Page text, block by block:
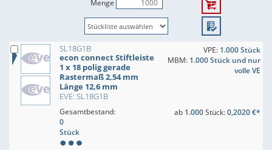
Menge
SL18G1B
econ connect Stiftleiste
1 x 18 polig gerade
Rastermaß 2,54 mm
Länge 12,6 mm
EVE: SL18G1B
VPE: 1.000 Stück
MBM: 1.000 Stück und nur
volle VE
Gesamtbestand:
0
Stück
ab 1.000Stück:0,2020 €*